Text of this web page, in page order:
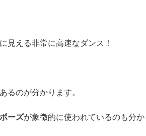
見える非常に高速なダンス！
るのが分かります。
ーズが象徴的に使われているのも分か